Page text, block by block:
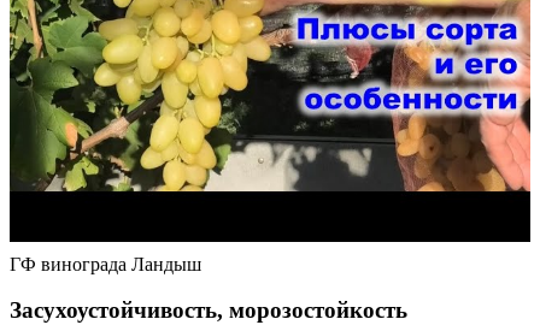
ГФ винограда Ландыш
Засухоустойчивость, морозостойкость